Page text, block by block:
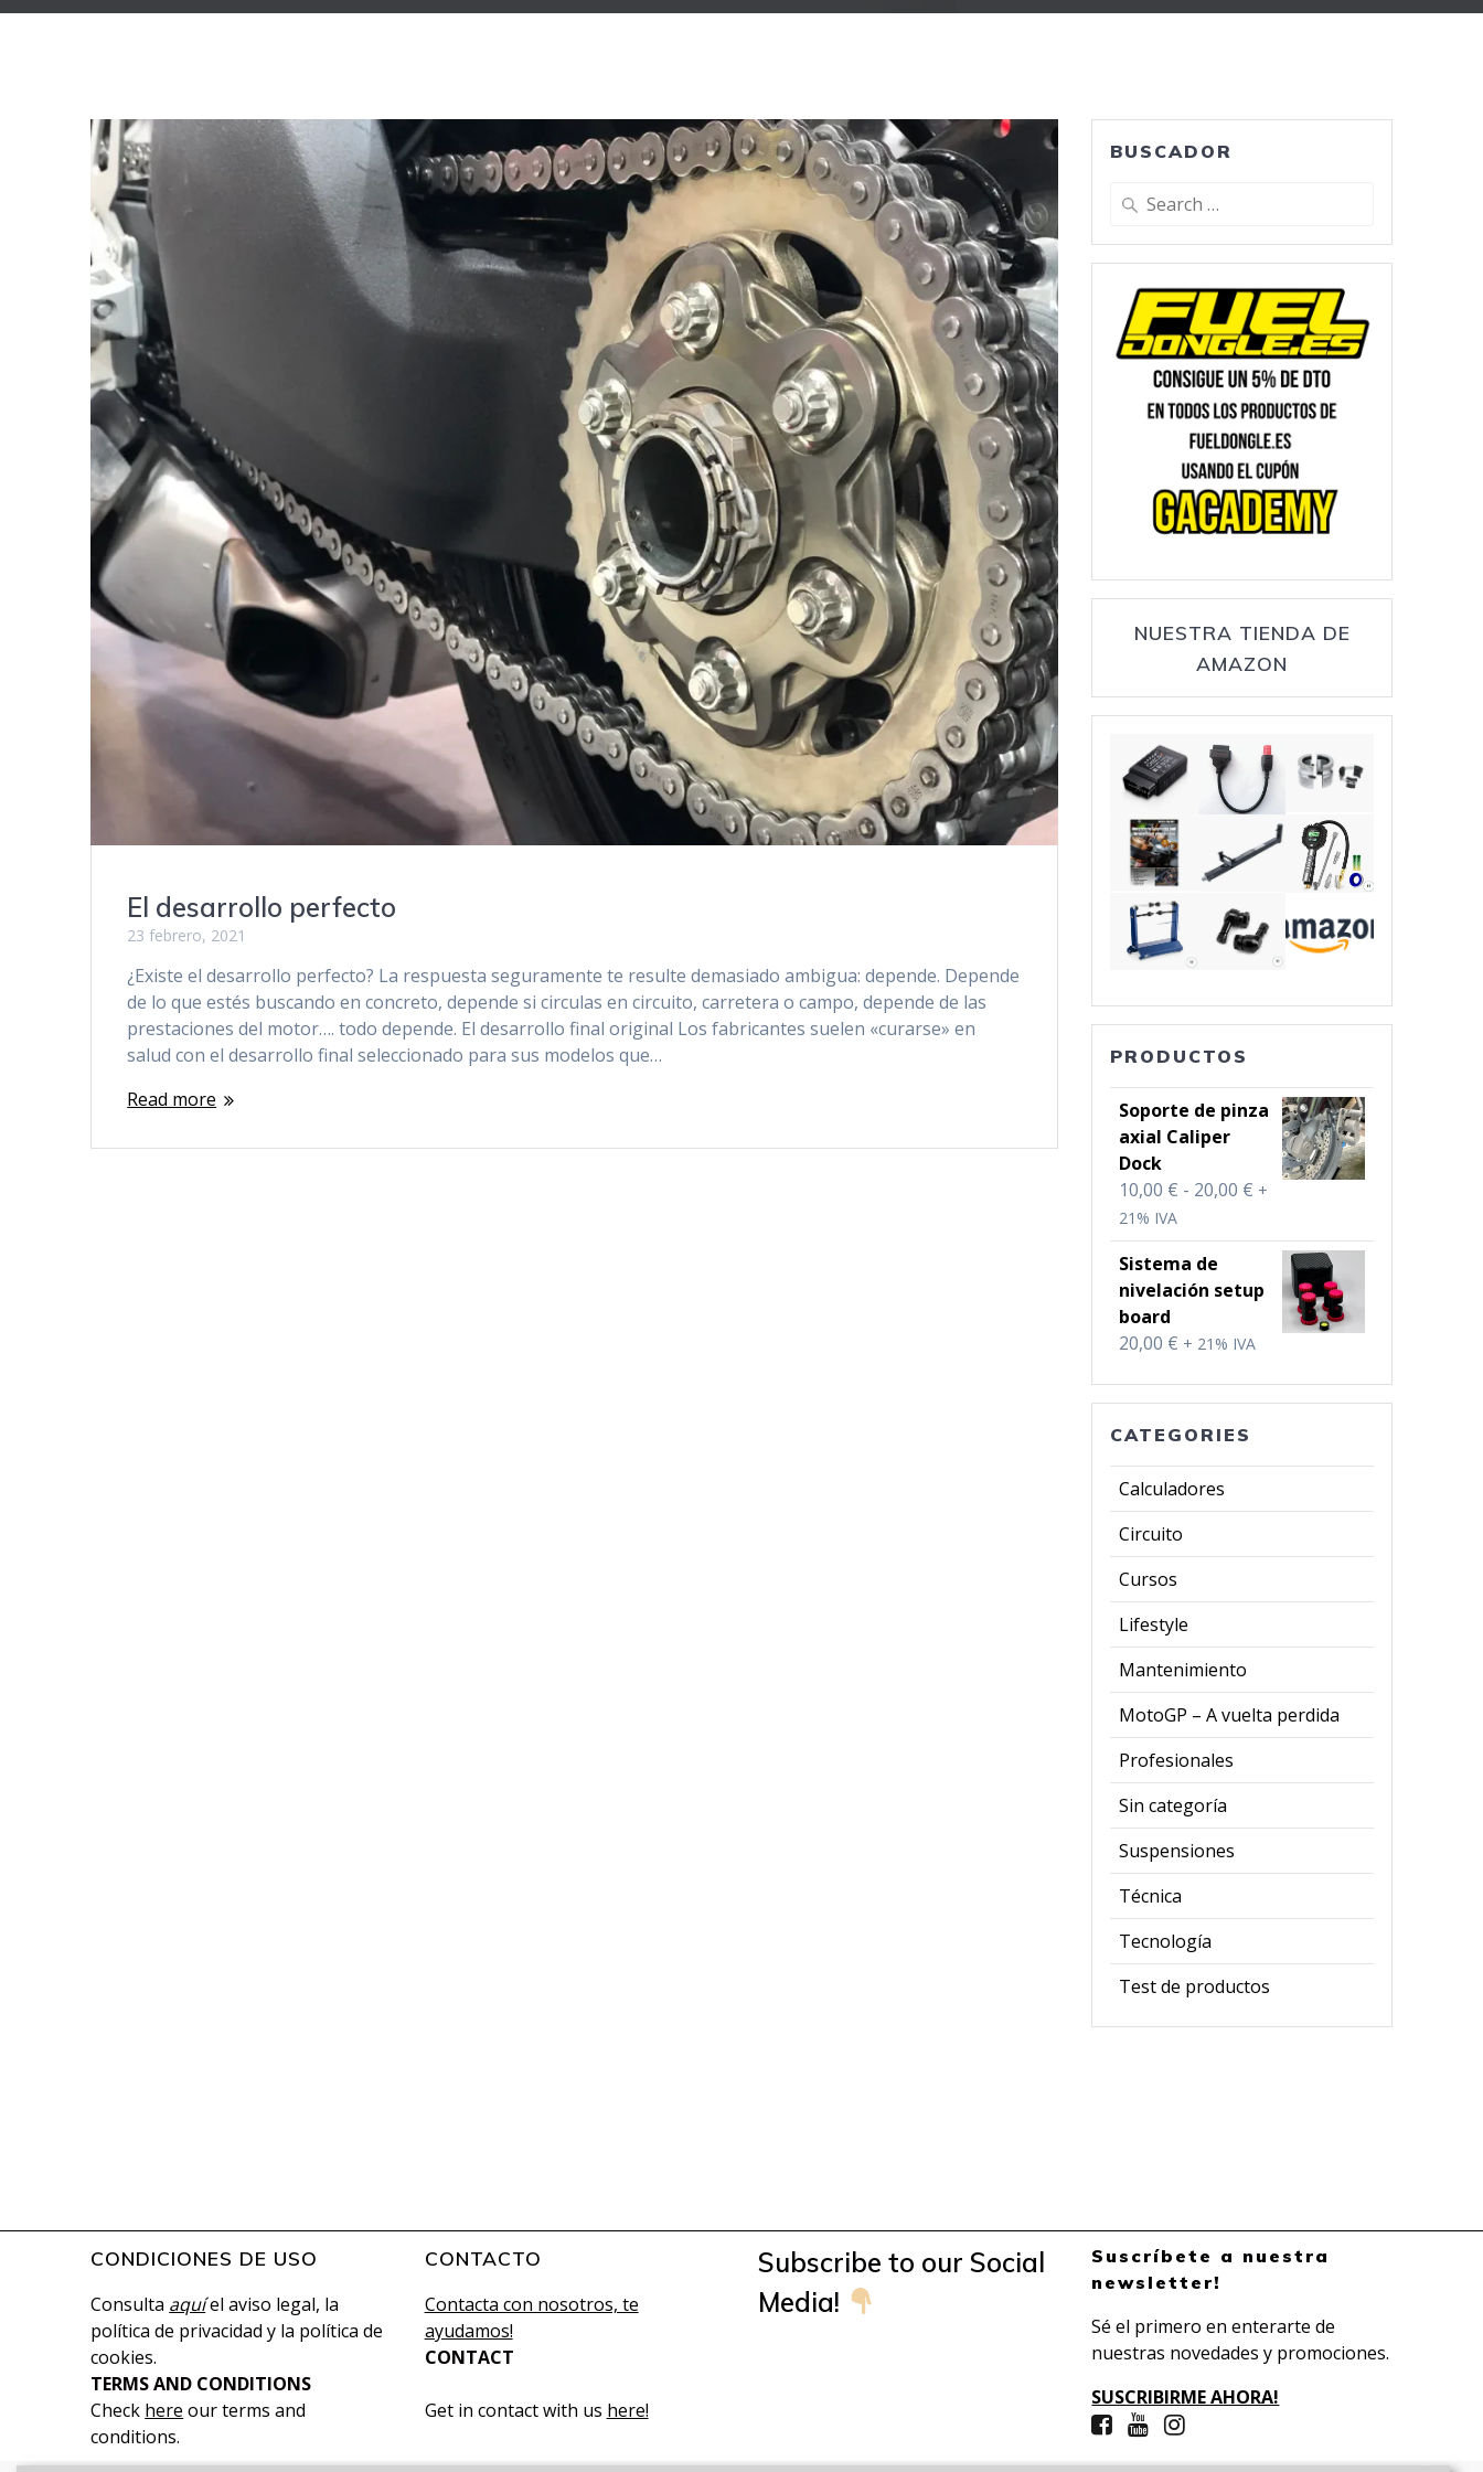
El desarrollo perfecto
23 febrero, 2021
¿Existe el desarrollo perfecto? La respuesta seguramente te resulte demasiado ambigua: depende. Depende
de lo que estés buscando en concreto, depende si circulas en circuito, carretera o campo, depende de las
prestaciones del motor…. todo depende. El desarrollo final original Los fabricantes suelen «curarse» en
salud con el desarrollo final seleccionado para sus modelos que…
Read more
BUSCADOR
Search
NUESTRA TIENDA DE
AMAZON
PRODUCTOS
Soporte de pinza
axial Caliper
Dock
10,00 € - 20,00 € Rango
precios:
desde
10,00 €
hasta
20,00 €
+
21% IVA
Sistema de
nivelación setup
board
20,00 € + 21% IVA
CATEGORIES
Calculadores
Circuito
Cursos
Lifestyle
Mantenimiento
MotoGP – A vuelta perdida
Profesionales
Sin categoría
Suspensiones
Técnica
Tecnología
Test de productos
CONDICIONES DE USO
Consulta aquíel aviso legal, la
política de privacidad y la política de
cookies.
TERMS AND CONDITIONS
Check here our terms and
conditions.
CONTACTO
Contacta con nosotros, te
ayudamos!
CONTACT
Get in contact with us here!
Subscribe to our Social
Media!
Suscríbete a nuestra
newsletter!
Sé el primero en enterarte de
nuestras novedades y promociones.
SUSCRIBIRME AHORA!